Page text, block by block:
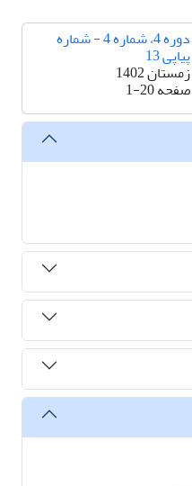
دوره 4، شماره 4 - شماره
پیاپی 13
زمستان 1402
صفحه1-20